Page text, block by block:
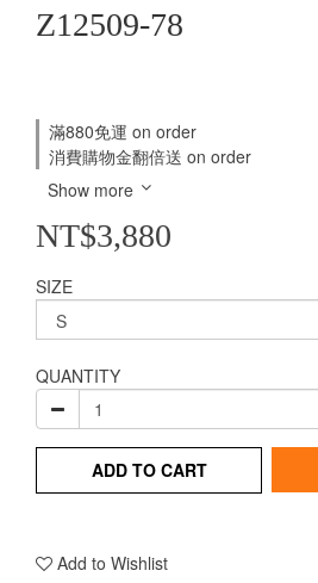
Z12509-78
滿880免運 on order
消費購物金翻倍送 on order
Show more
NT$3,880
SIZE
QUANTITY
ADD TO CART
Add to Wishlist